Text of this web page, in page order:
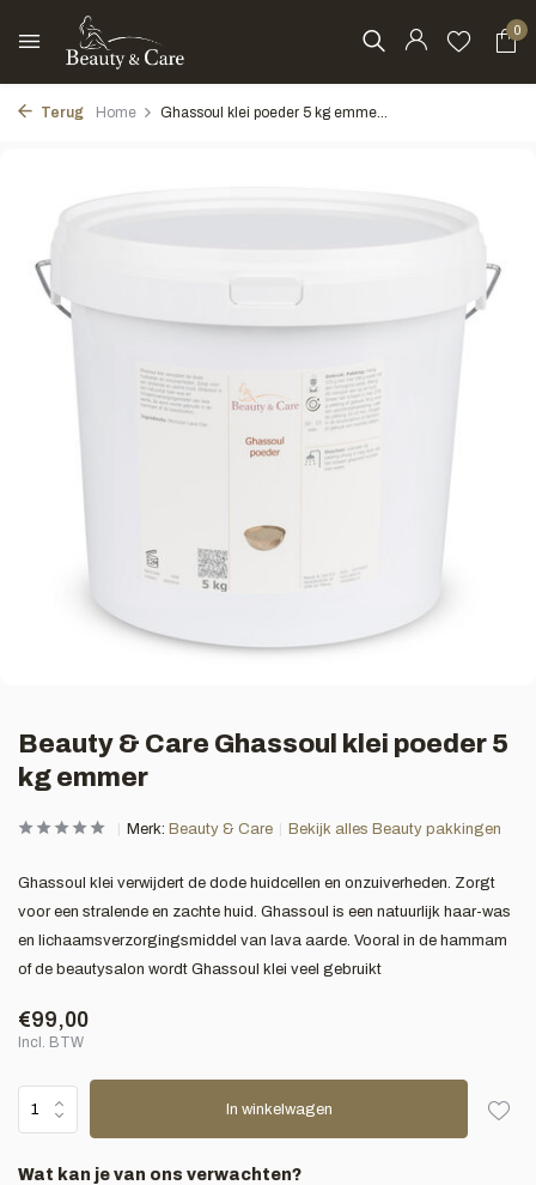
0
Terug Home Ghassoul klei poeder 5 kg emme...
Beauty & Care Ghassoul klei poeder 5
kg emmer
Merk: Beauty & Care Bekijk alles Beauty pakkingen
Ghassoul klei verwijdert de dode huidcellen en onzuiverheden. Zorgt
voor een stralende en zachte huid. Ghassoul is een natuurlijk haar-was
en lichaamsverzorgingsmiddel van lava aarde. Vooral in de hammam
of de beautysalon wordt Ghassoul klei veel gebruikt
€99,00
Incl. BTW
In winkelwagen
Wat kan je van ons verwachten?